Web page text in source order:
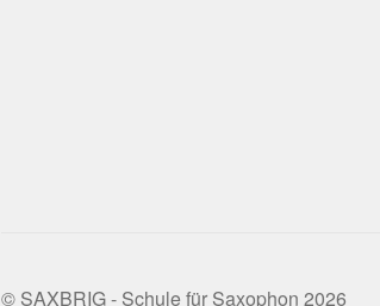
© SAXBRIG - Schule für Saxophon 2026